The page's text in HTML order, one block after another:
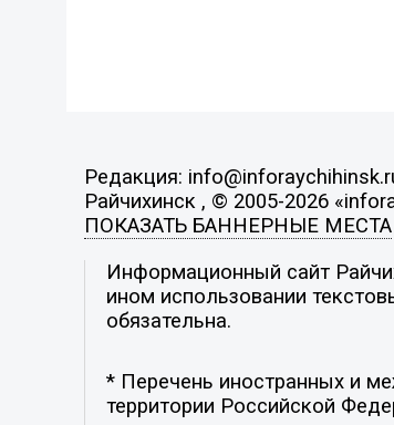
Редакция:
Райчихинск , © 2005-2026
ПОКАЗАТЬ БАННЕРНЫЕ МЕСТА
Информационный сайт
ином использовании
обязательна.
* Перечень иностранных и
территории Российской